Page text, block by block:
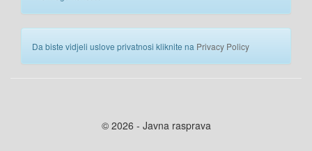
Da biste vidjeli uslove privatnosi kliknite na Privacy Policy
© 2026 - Javna rasprava